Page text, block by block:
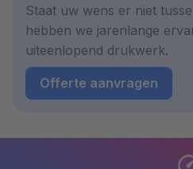
Staat uw wens er niet
hebben we jarenlange
uiteenlopend drukwerk.
Offerte aanvragen